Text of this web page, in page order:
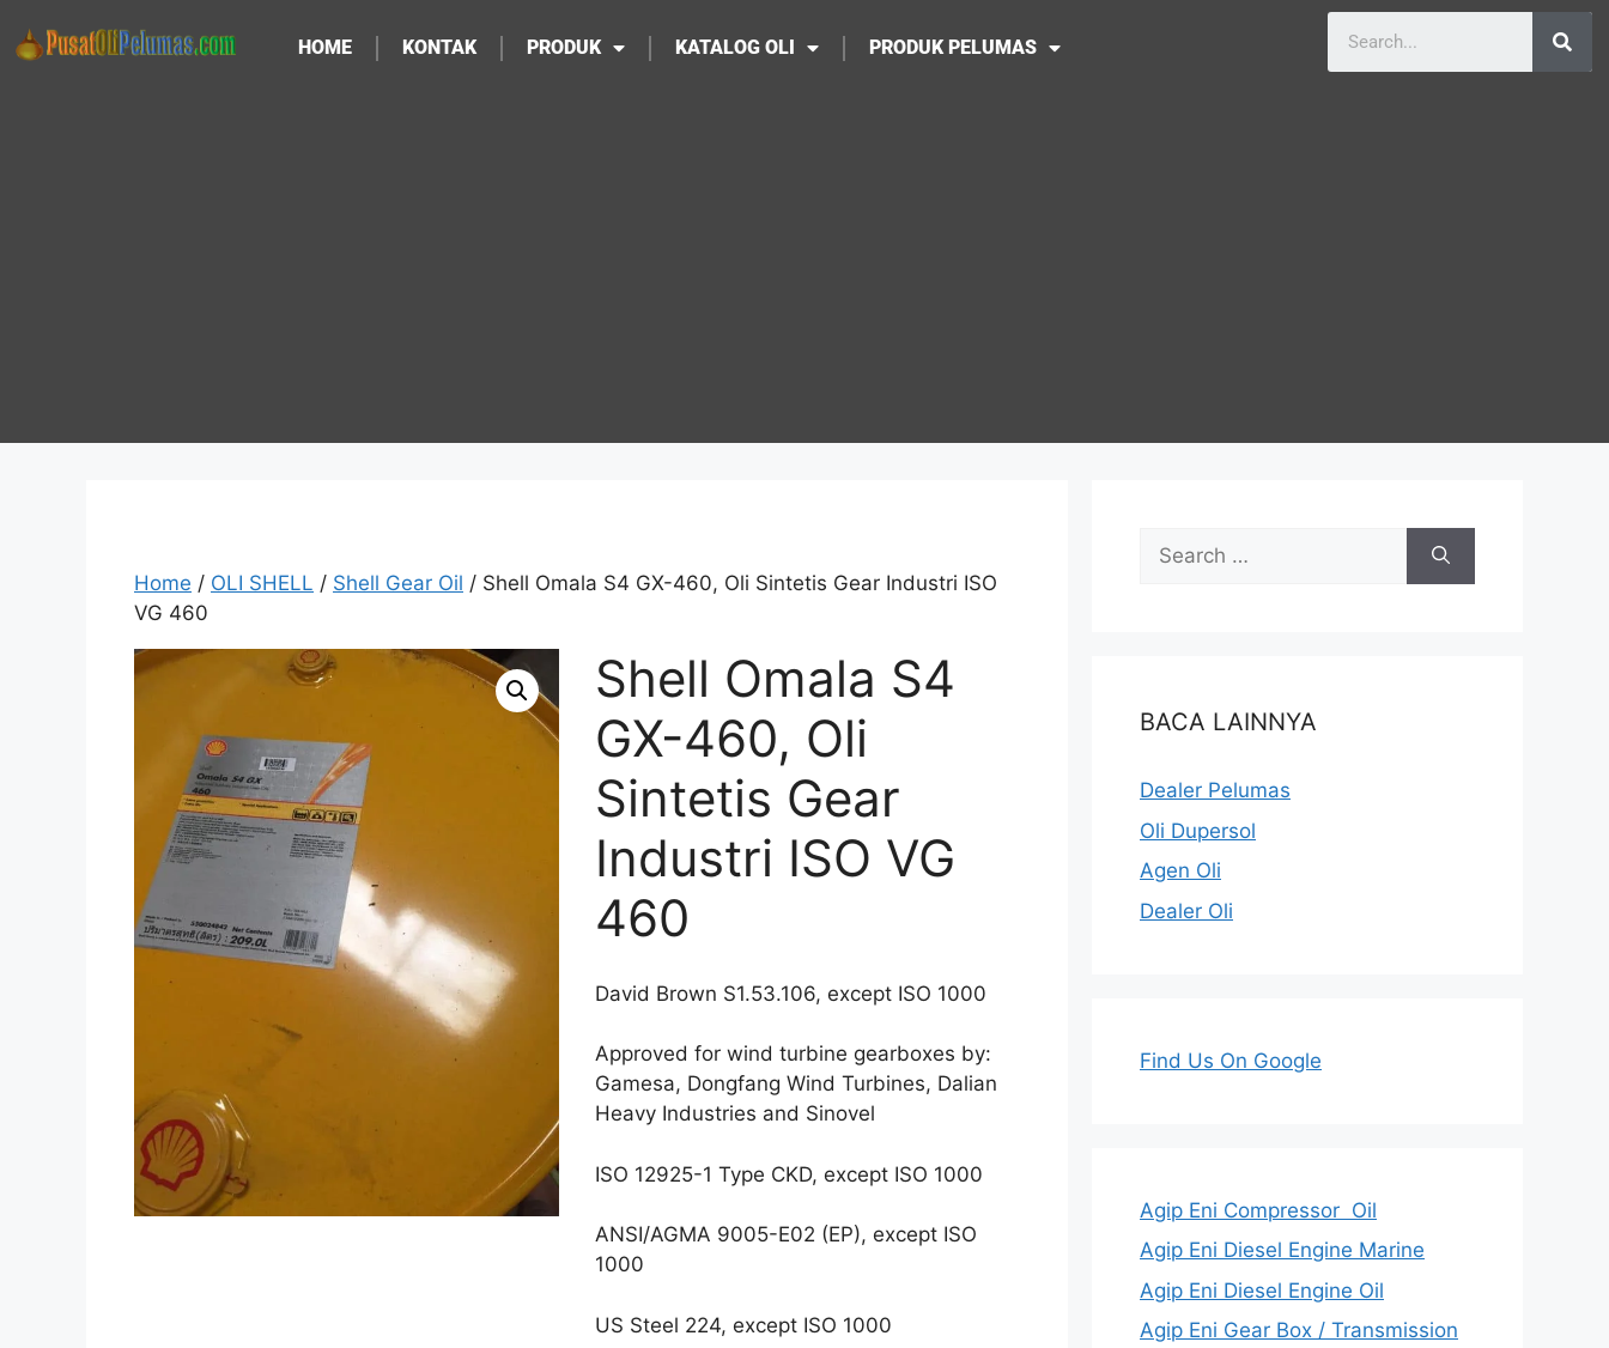
HOME KONTAK PRODUK KATALOG OLI PRODUK PELUMAS
Home / OLI SHELL / Shell Gear Oil / Shell Omala S4 GX-460, Oli Sintetis Gear Industri ISO
VG 460
Shell Omala S4
GX-460, Oli
Sintetis Gear
Industri ISO VG
460
David Brown S1.53.106, except ISO 1000
Approved for wind turbine gearboxes by:
Gamesa, Dongfang Wind Turbines, Dalian
Heavy Industries and Sinovel
ISO 12925-1 Type CKD, except ISO 1000
ANSI/AGMA 9005-E02 (EP), except ISO
1000
US Steel 224, except ISO 1000
BACA LAINNYA
Dealer Pelumas
Oli Dupersol
Agen Oli
Dealer Oli
Find Us On Google
Agip Eni Compressor Oil
Agip Eni Diesel Engine Marine
Agip Eni Diesel Engine Oil
Agip Eni Gear Box / Transmission